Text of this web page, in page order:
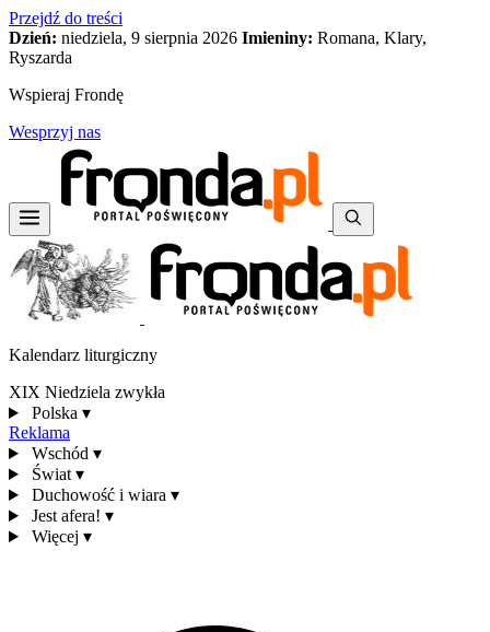
Przejdź do treści
Dzień: niedziela, 9 sierpnia 2026 Imieniny: Romana, Klary,
Ryszarda
Wspieraj Frondę
Wesprzyj nas
Kalendarz liturgiczny
XIX Niedziela zwykła
Polska ▾
Reklama
Wschód ▾
Świat ▾
Duchowość i wiara ▾
Jest afera! ▾
Więcej ▾